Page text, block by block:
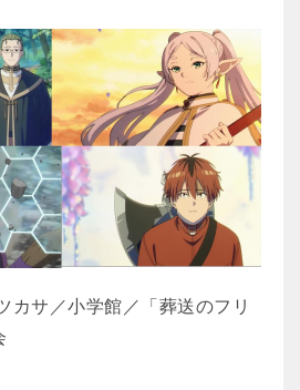
カサ／小学館／「葬送のフリ